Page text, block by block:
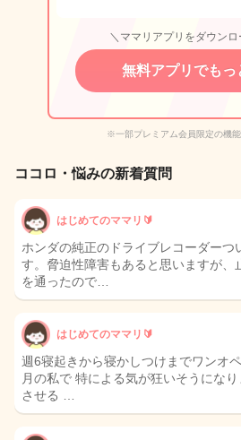
＼ママリアプリをダウンロ
無料アプリでもっ
※一部プレミアム会員限定の機
ココロ・悩みの新着質問
はじめてのママリ🔰
ホンダの純正のドライブレコーダーつ
す。脅迫性障害もあると思いますが、
を通ったので…
はじめてのママリ🔰
週6寝起きから寝かしつけまでワンオ
月の私で 特による気が狂いそうにな
させる …